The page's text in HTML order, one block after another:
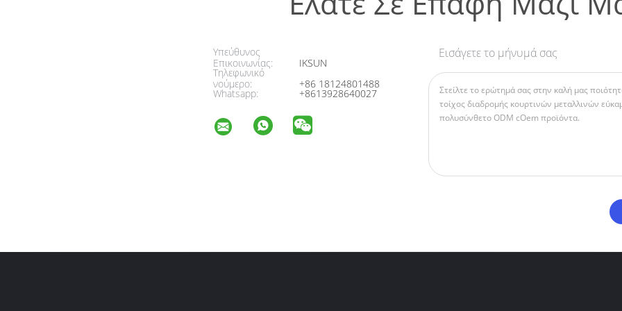
Υπεύθυνος
Επικοινωνίας:
IKSUN
Τηλεφωνικό
νούμερο:
+86 18124801488
Whatsapp: +8613928640027
Εισάγετε το μήνυμά σας